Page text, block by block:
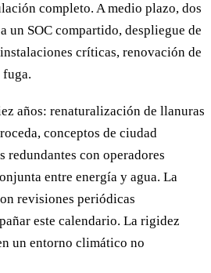
completo. A medio plazo, dos
un SOC compartido, despliegue de
críticas, renovación de
fuga.
años: renaturalización de llanuras
conceptos de ciudad
redundantes con operadores
entre energía y agua. La
revisiones periódicas
este calendario. La rigidez
un entorno climático no